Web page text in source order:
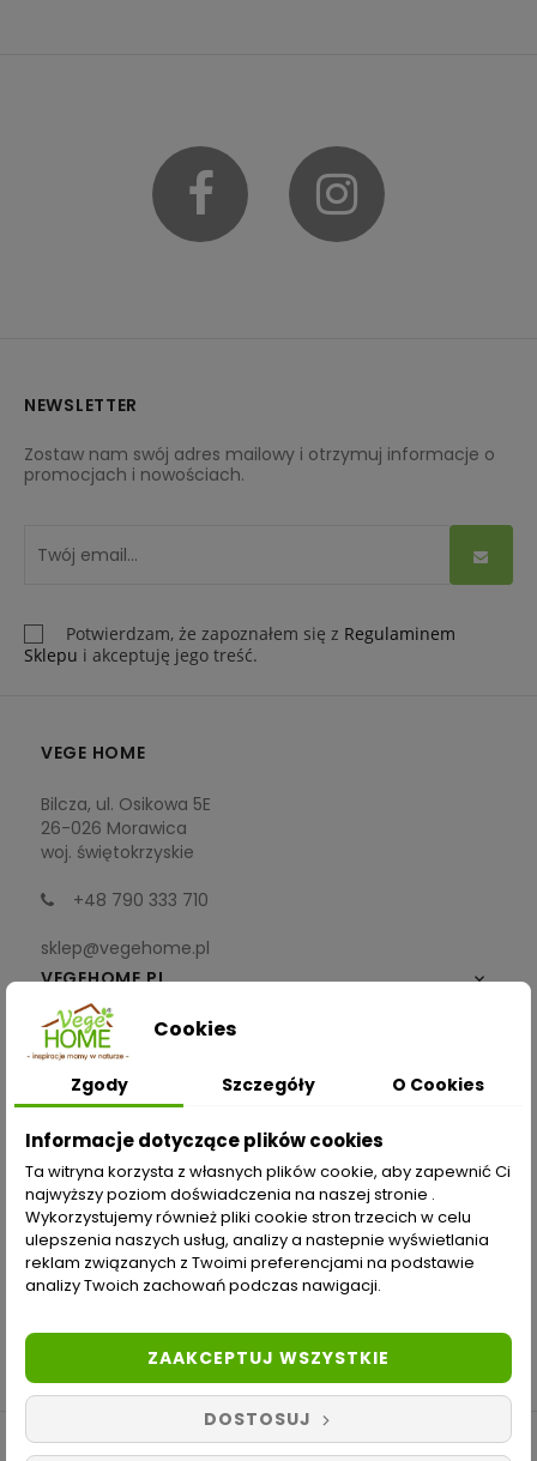
Facebook
NEWSLETTER
Zostaw nam swój adres mailowy i otrzymuj informacje o
promocjach i nowościach.
Potwierdzam, że zapoznałem się z Regulaminem
Sklepu i akceptuję jego treść.
VEGE HOME
Bilcza, ul. Osikowa 5E
26-026 Morawica
woj. świętokrzyskie
+48 790 333 710
sklep@vegehome.pl
VEGEHOME.PL

INFORMACJE
ZAKUPY
Moje konto
Opcje dostawy
Metody płatności
Cookies
Zgody Szczegóły O Cookies
Informacje dotyczące plików cookies
Ta witryna korzysta z własnych plików cookie, aby zapewnić Ci
najwyższy poziom doświadczenia na naszej stronie .
Wykorzystujemy również pliki cookie stron trzecich w celu
ulepszenia naszych usług, analizy a nastepnie wyświetlania
reklam związanych z Twoimi preferencjami na podstawie
analizy Twoich zachowań podczas nawigacji.
DOSTOSUJ
ZAAKCEPTUJ WSZYSTKIE
Odstąp od umowy tutaj
Copyright © 2019-2021 Vegehome.pl. Wszelkie